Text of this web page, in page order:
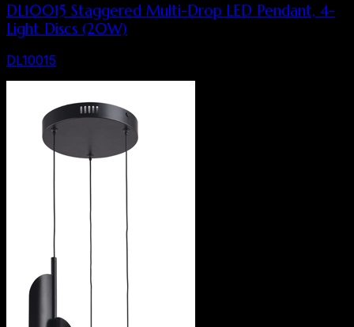
DL10015 Staggered Multi-Drop LED Pendant, 4-
Light Discs (20W)
DL10015